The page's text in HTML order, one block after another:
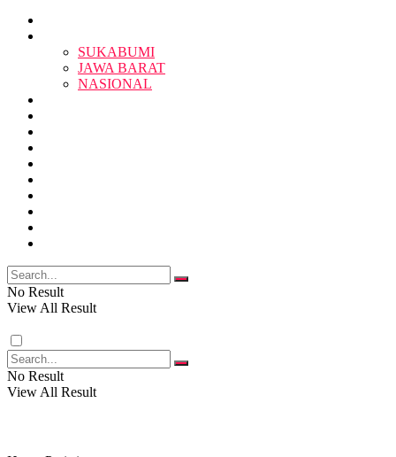
SUKABUMI
PENDIDIKAN
SOSOK
SUKABUMI
JAWA BARAT
NASIONAL
No Result
View All Result
No Result
View All Result